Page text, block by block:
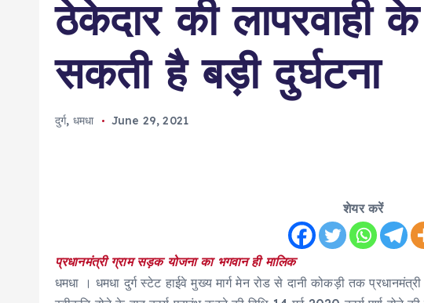
ठेकेदार की लापरवाही
सकती है बड़ी दुर्घटना
दुर्ग, धमधा June 29, 2021
शेयर करें
प्रधानमंत्री ग्राम सड़क योजना का भगवान ही मालिक
धमधा । धमधा दुर्ग स्टेट हाईवे मुख्य मार्ग मेन रोड से दानी कोकड़ी तक